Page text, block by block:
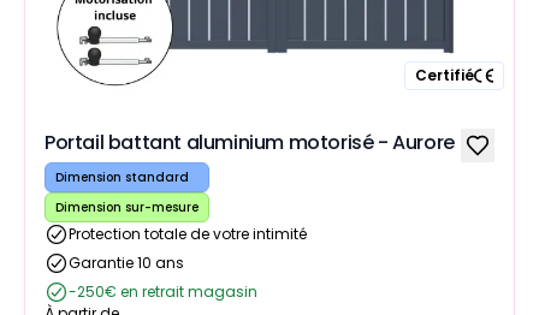
Certifié
Portail battant aluminium motorisé - Aurore
Dimension standard
Dimension sur-mesure
Protection totale de votre intimité
Garantie 10 ans
-250€ en retrait magasin